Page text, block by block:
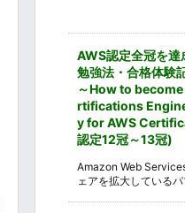
AWS認定全冠を達
勉強法・合格体験
～How to
rtifications
y for AWS
認定12冠～13冠)
Amazon Web
ェアを拡大しているパ